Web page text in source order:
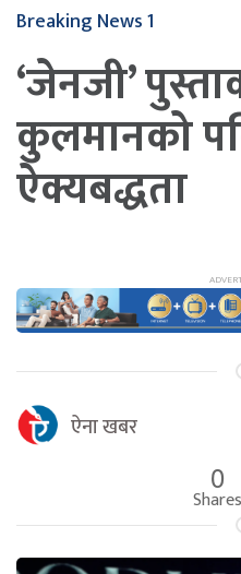
Breaking News 1
‘जेनजी’
कुलमानको
ऐक्यबद्धता
ऐना खबर
0
Shares